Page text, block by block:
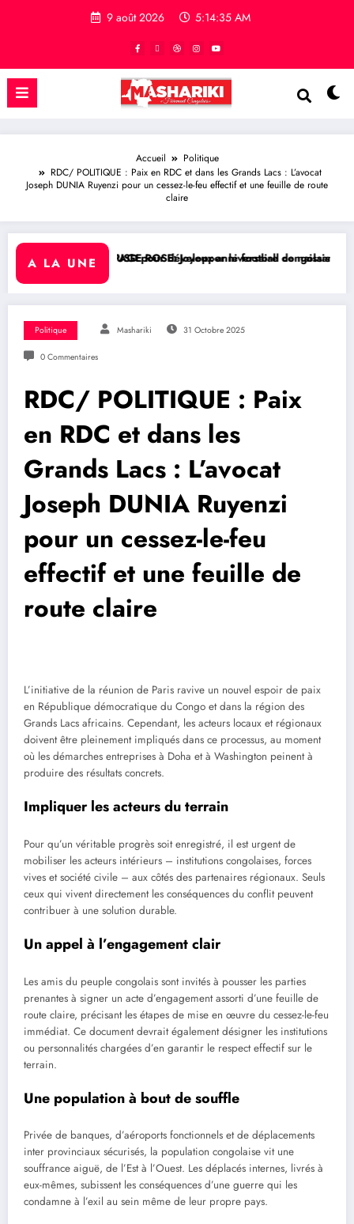
9 août 2026 5:14:36 AM
Accueil
Politique
RDC/ POLITIQUE : Paix en RDC et dans les Grands Lacs : L’avocat
Joseph DUNIA Ruyenzi pour un cessez-le-feu effectif et une feuille de route
claire
A LA UNE
USD pour développer le football congolais
PAGE ROSE: Joyeux anniversaire de naissance à l’Honorable
RDC/ SPORT
Politique Mashariki 31 Octobre 2025
0 Commentaires
RDC/ POLITIQUE : Paix
en RDC et dans les
Grands Lacs : L’avocat
Joseph DUNIA Ruyenzi
pour un cessez-le-feu
effectif et une feuille de
route claire
L’initiative de la réunion de Paris ravive un nouvel espoir de paix
en République démocratique du Congo et dans la région des
Grands Lacs africains. Cependant, les acteurs locaux et régionaux
doivent être pleinement impliqués dans ce processus, au moment
où les démarches entreprises à Doha et à Washington peinent à
produire des résultats concrets.
Impliquer les acteurs du terrain
Pour qu’un véritable progrès soit enregistré, il est urgent de
mobiliser les acteurs intérieurs – institutions congolaises, forces
vives et société civile – aux côtés des partenaires régionaux. Seuls
ceux qui vivent directement les conséquences du conflit peuvent
contribuer à une solution durable.
Un appel à l’engagement clair
Les amis du peuple congolais sont invités à pousser les parties
prenantes à signer un acte d’engagement assorti d’une feuille de
route claire, précisant les étapes de mise en œuvre du cessez-le-feu
immédiat. Ce document devrait également désigner les institutions
ou personnalités chargées d’en garantir le respect effectif sur le
terrain.
Une population à bout de souffle
Privée de banques, d’aéroports fonctionnels et de déplacements
inter provinciaux sécurisés, la population congolaise vit une
souffrance aiguë, de l’Est à l’Ouest. Les déplacés internes, livrés à
eux-mêmes, subissent les conséquences d’une guerre qui les
condamne à l’exil au sein même de leur propre pays.